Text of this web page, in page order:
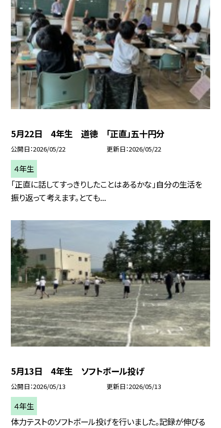
5月22日 4年生 道徳 「正直」五十円分
公開日 2026/05/22 更新日 2026/05/22
４年生
「正直に話してすっきりしたことはあるかな」自分の生活を
振り返って考えます。とても...
5月13日 4年生 ソフトボール投げ
公開日 2026/05/13 更新日 2026/05/13
４年生
体力テストのソフトボール投げを行いました。記録が伸びる